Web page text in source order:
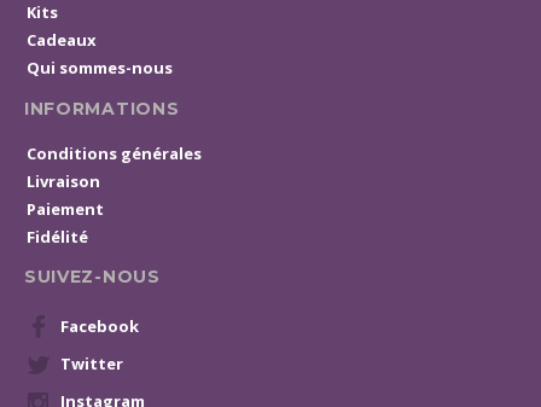
Kits
Cadeaux
Qui sommes-nous
INFORMATIONS
Conditions générales
Livraison
Paiement
Fidélité
SUIVEZ-NOUS
Facebook
Twitter
Instagram